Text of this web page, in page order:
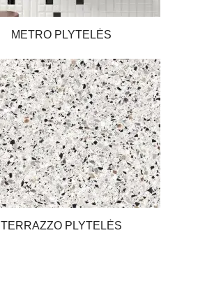
METRO PLYTELĖS
TERRAZZO PLYTELĖS